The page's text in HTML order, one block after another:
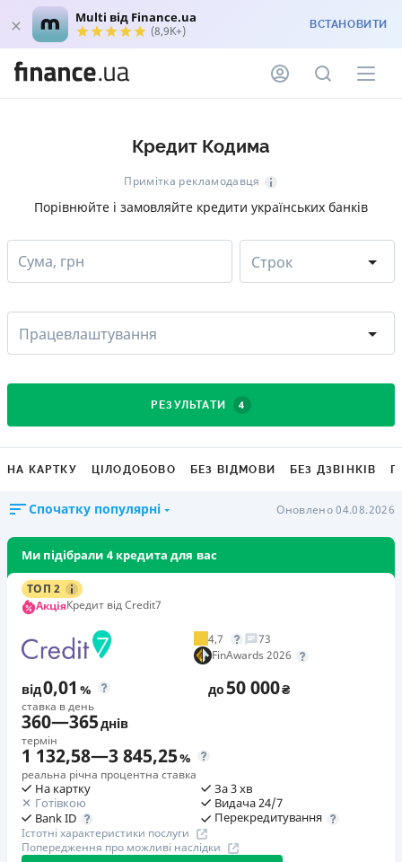
Multi від Finance.ua
(8,9K+) ВСТАНОВИТИ
Кредит Кодима
Примітка рекламодавця
Порівнюйте і замовляйте кредити українських банків
Сума, грн Строк
Працевлаштування
РЕЗУЛЬТАТИ 4
НА КАРТКУ ЦІЛОДОБОВО БЕЗ ВІДМОВИ БЕЗ ДЗВІНКІВ
Спочатку популярні Оновлено 04.08.2026
Ми підібрали 4 кредита для вас
ТОП 2
АкціяКредит від Credit7
4,7
73
FinAwards 2026
від0,01 %
ставка в день
до50 000₴
360—365днів
термін
1 132,58—3 845,25%
реальна річна процентна ставка
На картку
Готівкою
Bank ID
За 3 хв
Видача 24/7
Перекредитування
Істотні характеристики послуги
Попередження про можливі наслідки